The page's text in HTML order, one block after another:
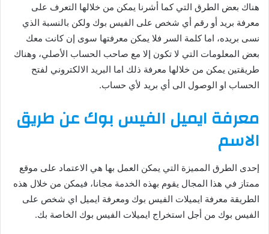
هناك بعض الطرق التي كما أشرنا يمكن من خلالها التعرف على
معرفة بريد أو رقم أي شخص على الفيس بوك ولكن بالنسبة الذي
نسى بريده، اما كلمة السر فلا يمكن معرفتها سوى إن كانت معك
بعض المعلومات التي لا تكون إلا مع صاحب الحساب الأصلي، وهناك
طريقتين يمكن من خلالها معرفة ذلك اما البريد الالكتروني لفتح
الحساب او الوصول الى أي بريد لأي حساب.
معرفة ايميل الفيس بوك عن طريق
الاسم
إحدى الطرق المميزة التي يمكن العمل بها هي الاعتماد على موقع
ممتاز في هذا المجال يقوم بهذه الخدمة مجانا، فيمكن من خلال هذه
الطريقة معرفة ايميلات الفيس بوك ومعرفة ايميل اي شخص على
الفيس بوك من أجل استخراج ايميلات الفيس بوك الخاصة بك.